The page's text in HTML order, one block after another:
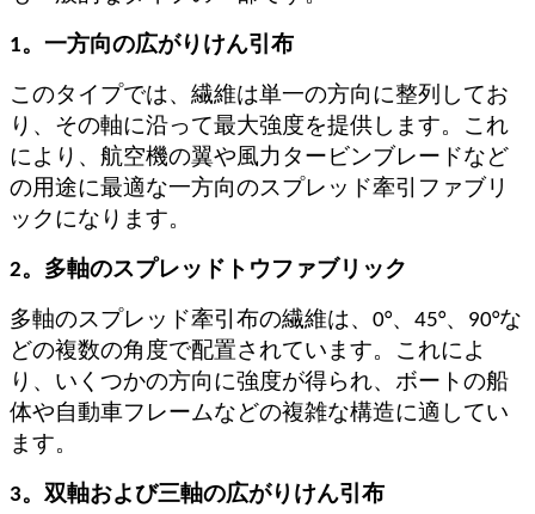
1。一方向の広がりけん引布
このタイプでは、繊維は単一の方向に整列してお
り、その軸に沿って最大強度を提供します。これ
により、航空機の翼や風力タービンブレードなど
の用途に最適な一方向のスプレッド牽引ファブリ
ックになります。
2。多軸のスプレッドトウファブリック
多軸のスプレッド牽引布の繊維は、0°、45°、90°な
どの複数の角度で配置されています。これによ
り、いくつかの方向に強度が得られ、ボートの船
体や自動車フレームなどの複雑な構造に適してい
ます。
3。双軸および三軸の広がりけん引布